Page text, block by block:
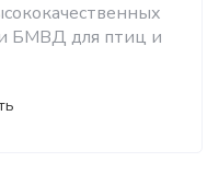
БМВД для птиц и